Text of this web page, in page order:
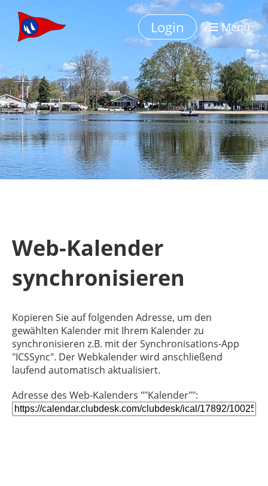
Login Menü
Web-Kalender
synchronisieren
Kopieren Sie auf folgenden Adresse, um den
gewählten Kalender mit Ihrem Kalender zu
synchronisieren z.B. mit der Synchronisations-App
"ICSSync". Der Webkalender wird anschließend
laufend automatisch aktualisiert.
Adresse des Web-Kalenders ""Kalender"":